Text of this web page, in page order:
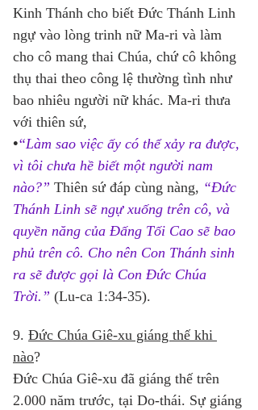
Kinh Thánh cho biết Đức Thánh Linh
ngự vào lòng trinh nữ Ma-ri và làm
cho cô mang thai Chúa, chứ cô không
thụ thai theo công lệ thường tình như
bao nhiêu người nữ khác. Ma-ri thưa
với thiên sứ,
•“Làm sao việc ấy có thể xảy ra được,
vì tôi chưa hề biết một người nam
nào?” Thiên sứ đáp cùng nàng, “Đức
Thánh Linh sẽ ngự xuống trên cô, và
quyền năng của Đấng Tối Cao sẽ bao
phủ trên cô. Cho nên Con Thánh sinh
ra sẽ được gọi là Con Đức Chúa
Trời.” (Lu-ca 1:34-35).
9. Đức Chúa Giê-xu giáng thế khi
nào?
Đức Chúa Giê-xu đã giáng thế trên
2.000 năm trước, tại Do-thái. Sự giáng